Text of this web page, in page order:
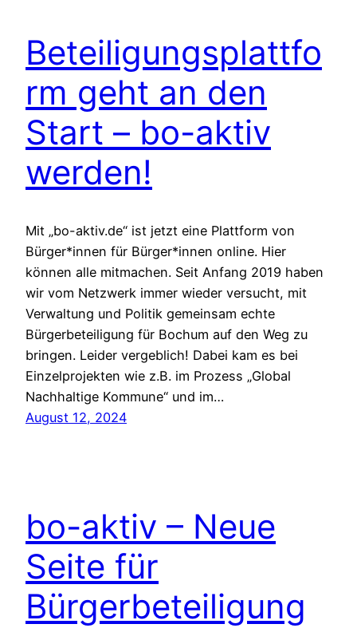
Beteiligungsplattfo
rm geht an den
Start – bo-aktiv
werden!
Mit „bo-aktiv.de“ ist jetzt eine Plattform von
Bürger*innen für Bürger*innen online. Hier
können alle mitmachen. Seit Anfang 2019 haben
wir vom Netzwerk immer wieder versucht, mit
Verwaltung und Politik gemeinsam echte
Bürgerbeteiligung für Bochum auf den Weg zu
bringen. Leider vergeblich! Dabei kam es bei
Einzelprojekten wie z.B. im Prozess „Global
Nachhaltige Kommune“ und im…
August 12, 2024
bo-aktiv – Neue
Seite für
Bürgerbeteiligung